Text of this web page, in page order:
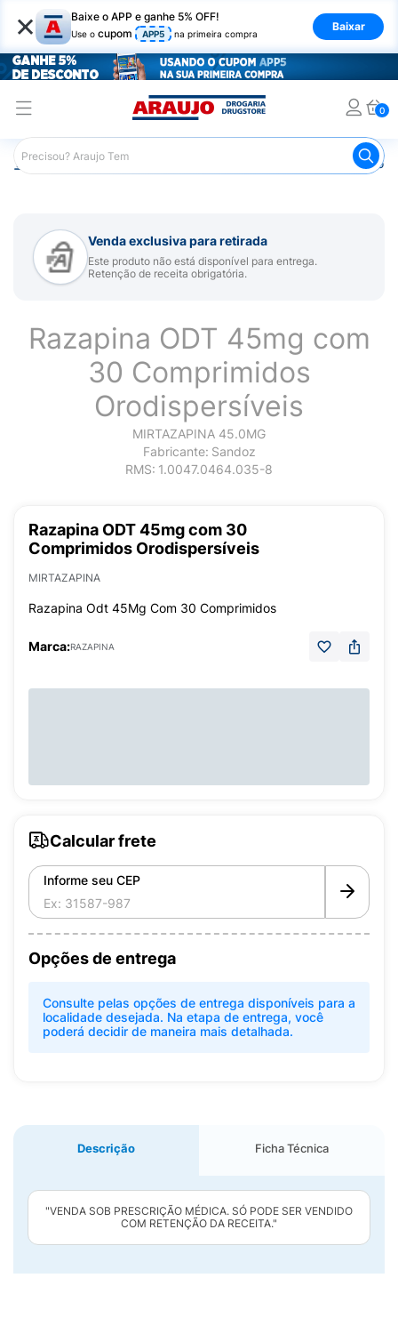
× Baixe o APP e ganhe 5% OFF!
Use o cupom APP5 na primeira compra
Baixar
0
Araujo Medicamentos Remédio para Sistema Nervoso
Venda exclusiva para retirada
Este produto não está disponível para entrega.
Retenção de receita obrigatória.
Razapina ODT 45mg com
30 Comprimidos
Orodispersíveis
MIRTAZAPINA 45.0MG
Fabricante: Sandoz
RMS: 1.0047.0464.035-8
Razapina ODT 45mg com 30
Comprimidos Orodispersíveis
MIRTAZAPINA
Razapina Odt 45Mg Com 30 Comprimidos
Marca:RAZAPINA
Calcular frete
Informe seu CEP
Opções de entrega
Consulte pelas opções de entrega disponíveis para a
localidade desejada. Na etapa de entrega, você
poderá decidir de maneira mais detalhada.
Descrição Ficha Técnica
"VENDA SOB PRESCRIÇÃO MÉDICA. SÓ PODE SER VENDIDO
COM RETENÇÃO DA RECEITA."